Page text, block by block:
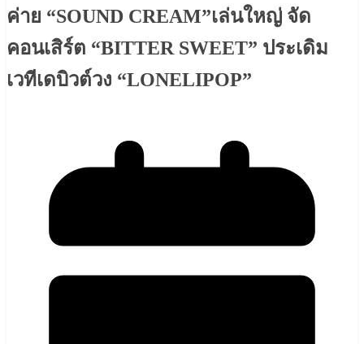
ค่าย “SOUND CREAM”เล่นใหญ่ จัด
คอนเสิร์ต “BITTER SWEET” ประเดิม
เวทีเดบิวต์วง “LONELIPOP”